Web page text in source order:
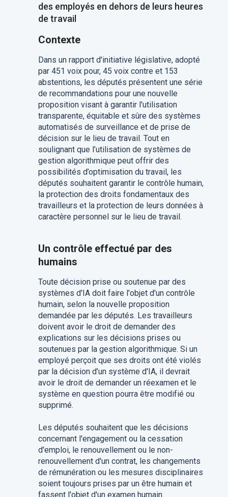
des employés en dehors de leurs heures
de travail
Contexte
Dans un rapport d'initiative législative, adopté
par 451 voix pour, 45 voix contre et 153
abstentions, les députés présentent une série
de recommandations pour une nouvelle
proposition visant à garantir l'utilisation
transparente, équitable et sûre des systèmes
automatisés de surveillance et de prise de
décision sur le lieu de travail. Tout en
soulignant que l’utilisation de systèmes de
gestion algorithmique peut offrir des
possibilités d’optimisation du travail, les
députés souhaitent garantir le contrôle humain,
la protection des droits fondamentaux des
travailleurs et la protection de leurs données à
caractère personnel sur le lieu de travail.
Un contrôle effectué par des
humains
Toute décision prise ou soutenue par des
systèmes d'IA doit faire l'objet d'un contrôle
humain, selon la nouvelle proposition
demandée par les députés. Les travailleurs
doivent avoir le droit de demander des
explications sur les décisions prises ou
soutenues par la gestion algorithmique. Si un
employé perçoit que ses droits ont été violés
par la décision d’un système d'IA, il devrait
avoir le droit de demander un réexamen et le
système en question pourra être modifié ou
supprimé.
Les députés souhaitent que les décisions
concernant l'engagement ou la cessation
d'emploi, le renouvellement ou le non-
renouvellement d'un contrat, les changements
de rémunération ou les mesures disciplinaires
soient toujours prises par un être humain et
fassent l'objet d'un examen humain.